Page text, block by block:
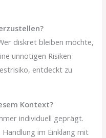
diskret bleiben möchte,
unnötigen Risiken
entdeckt zu
Kontext?
individuell geprägt.
im Einklang mit